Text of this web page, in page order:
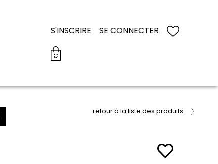
S'INSCRIRE SE CONNECTER
retour à la liste des produits